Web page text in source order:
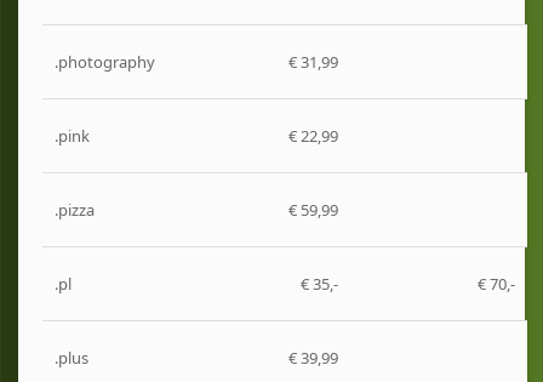
.photography € 31,99
.pink € 22,99
.pizza € 59,99
.pl € 35,- € 70,-
.plus € 39,99